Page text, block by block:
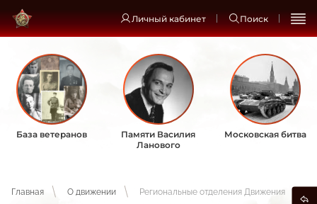
Личный кабинет Поиск
База ветеранов
Памяти Василия
Ланового
Московская битва
Главная О движении Региональные отделения Движения